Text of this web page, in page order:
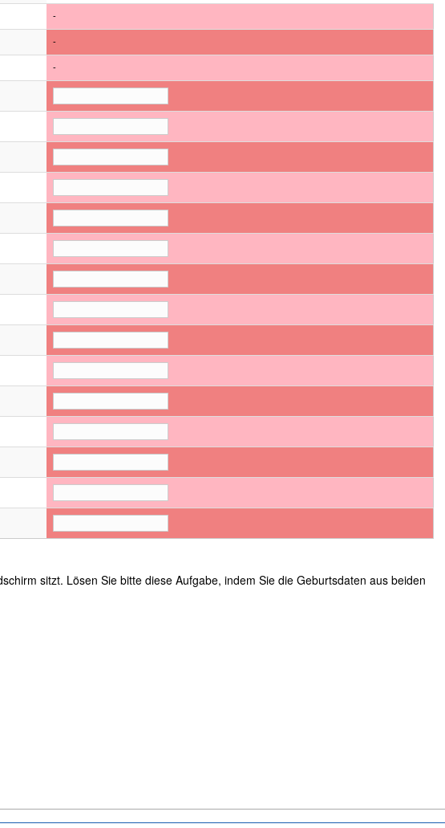
-
-
-
sitzt. Lösen Sie bitte diese Aufgabe, indem Sie die Geburtsdaten aus beiden